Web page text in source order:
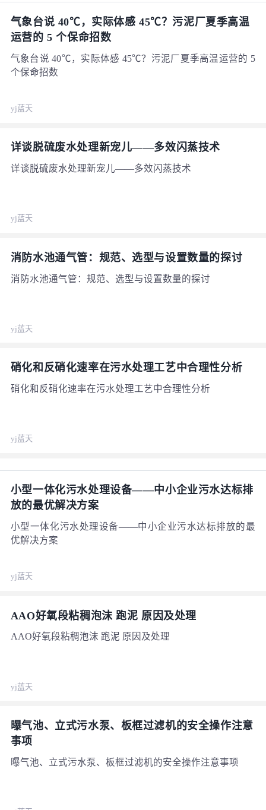
气象台说 40℃，实际体感 45℃？污泥厂夏季高温
运营的 5 个保命招数
气象台说 40℃，实际体感 45℃？污泥厂夏季高温运营的 5
个保命招数
yj蓝天
详谈脱硫废水处理新宠儿——多效闪蒸技术
详谈脱硫废水处理新宠儿——多效闪蒸技术
yj蓝天
消防水池通气管：规范、选型与设置数量的探讨
消防水池通气管：规范、选型与设置数量的探讨
yj蓝天
硝化和反硝化速率在污水处理工艺中合理性分析
硝化和反硝化速率在污水处理工艺中合理性分析
yj蓝天
小型一体化污水处理设备——中小企业污水达标排
放的最优解决方案
小型一体化污水处理设备——中小企业污水达标排放的最
优解决方案
yj蓝天
AAO好氧段粘稠泡沫 跑泥 原因及处理
AAO好氧段粘稠泡沫 跑泥 原因及处理
yj蓝天
曝气池、立式污水泵、板框过滤机的安全操作注意
事项
曝气池、立式污水泵、板框过滤机的安全操作注意事项